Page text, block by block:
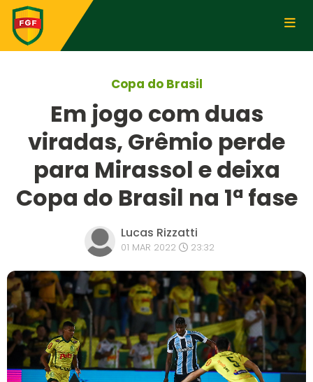
Copa do Brasil
Em jogo com duas
viradas, Grêmio perde
para Mirassol e deixa
Copa do Brasil na 1ª fase
Lucas Rizzatti
01 MAR 2022 23:32